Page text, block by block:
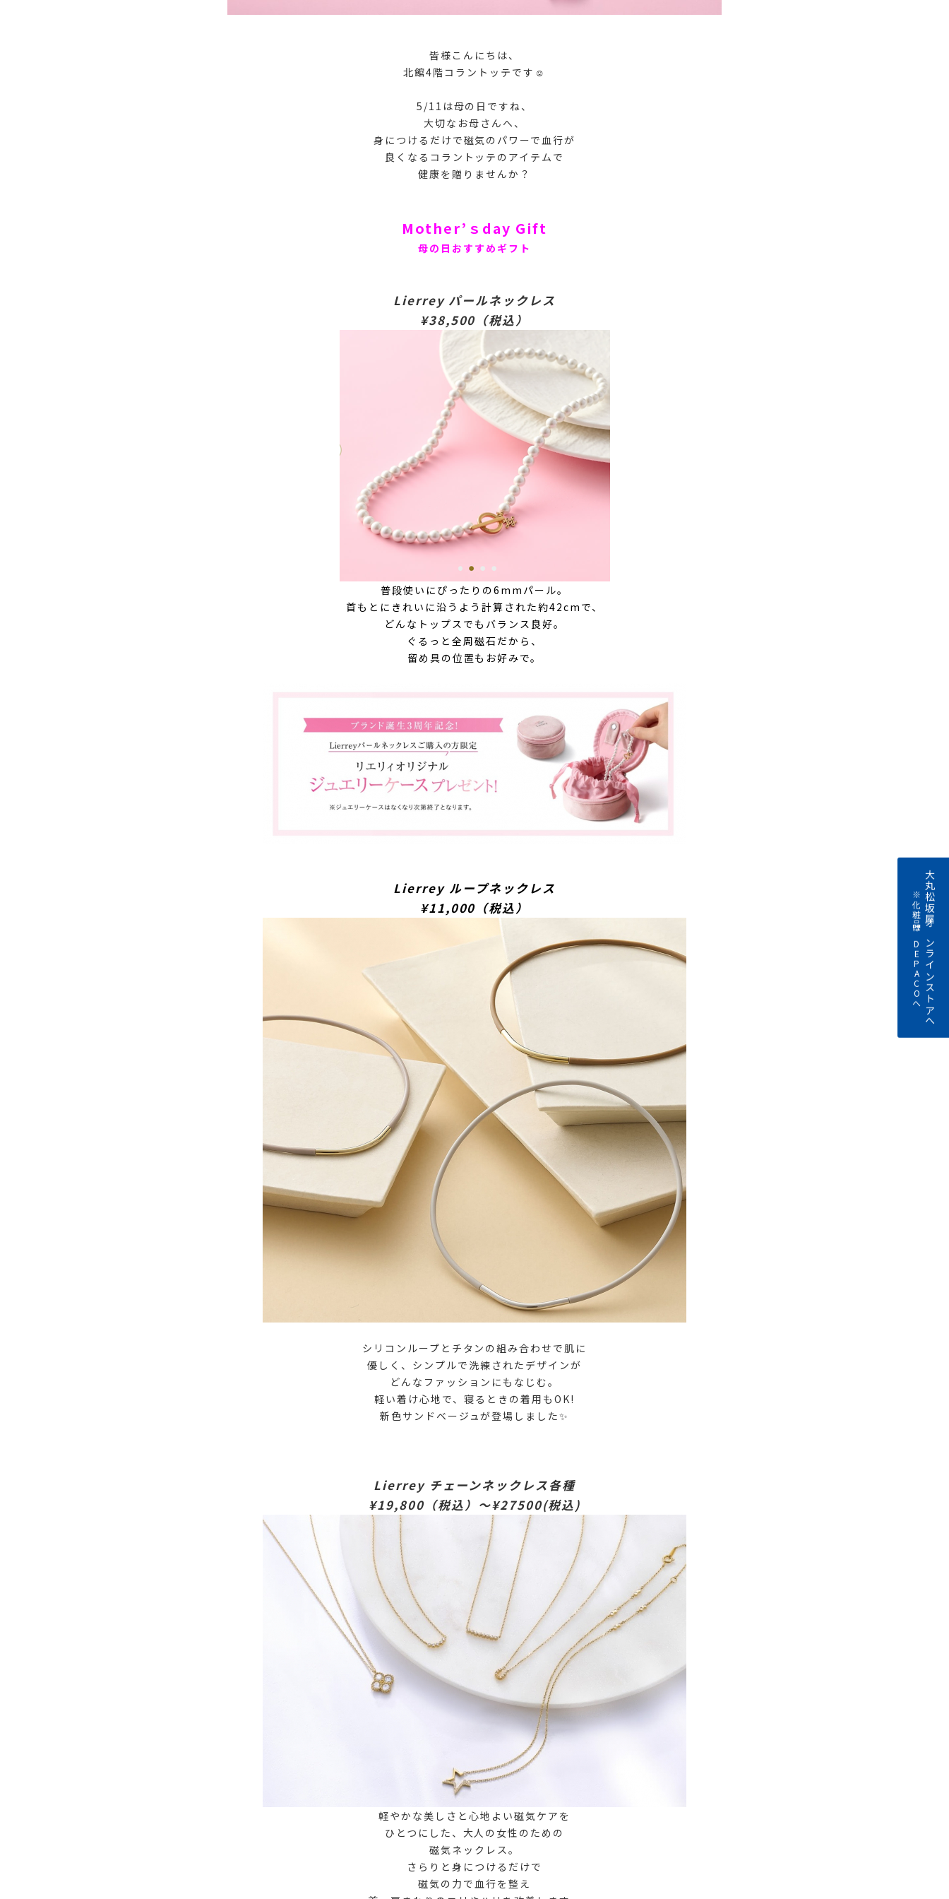
皆様こんにちは、
北館4階コラントッテです☺️
5/11は母の日ですね、
大切なお母さんへ、
身につけるだけで磁気のパワーで血行が
良くなるコラントッテのアイテムで
健康を贈りませんか？
Mother’ｓday Gift
母の日おすすめギフト
Lierrey パールネックレス
¥38,500（税込）
普段使いにぴったりの6mmパール。
首もとにきれいに沿うよう計算された約42cmで、
どんなトップスでもバランス良好。
ぐるっと全周磁石だから、
留め具の位置もお好みで。
Lierrey ループネックレス
¥11,000（税込）
シリコンループとチタンの組み合わせで肌に
優しく、シンプルで洗練されたデザインが
どんなファッションにもなじむ。
軽い着け心地で、寝るときの着用もOK!
新色サンドベージュが登場しました✨
Lierrey チェーンネックレス各種
¥19,800（税込）〜¥27500(税込)
軽やかな美しさと心地よい磁気ケアを
ひとつにした、大人の女性のための
磁気ネックレス。
さらりと身につけるだけで
磁気の力で血行を整え
大丸松坂屋オンラインストアへ
※化粧品はDEPACOへ